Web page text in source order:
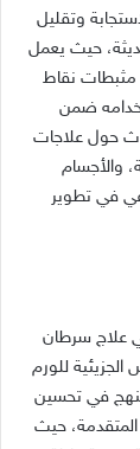
وتقليل
حيث يعمل
مثبطات نقاط
ضمن
حول علاجات
والأجسام
في تطوير
علاج سرطان
للورم
في تحسين
حيث